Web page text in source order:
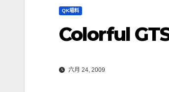
QK場料
Colorful
六月 24, 2009